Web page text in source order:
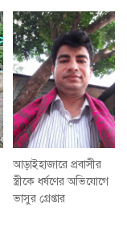
আড়াইহাজারে প্রবাসীর
স্ত্রীকে ধর্ষণের অভিযোগে
ভাসুর গ্রেপ্তার